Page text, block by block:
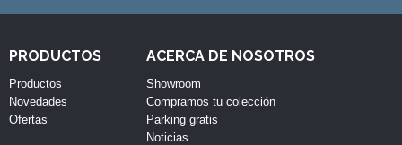
PRODUCTOS
Productos
Novedades
Ofertas
ACERCA DE NOSOTROS
Showroom
Compramos tu colección
Parking gratis
Noticias